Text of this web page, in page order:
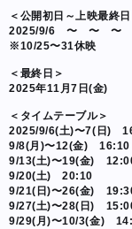
＜公開初日～上映最終日
2025/9/6 〜 〜 〜
※10/25〜31休映
＜最終日＞
2025年11月7日(金)
＜タイムテーブル＞
2025/9/6(土)〜7(日)
9/8(月)〜12(金) 16:10
9/13(土)〜19(金)
9/20(土) 20:10
9/21(日)〜26(金)
9/27(土)〜28(日)
9/29(月)〜10/3(金)